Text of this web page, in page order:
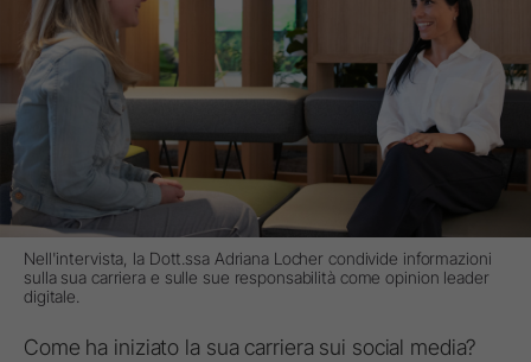
Nell'intervista, la Dott.ssa Adriana Locher condivide informazioni
sulla sua carriera e sulle sue responsabilità come opinion leader
digitale.
Come ha iniziato la sua carriera sui social media?